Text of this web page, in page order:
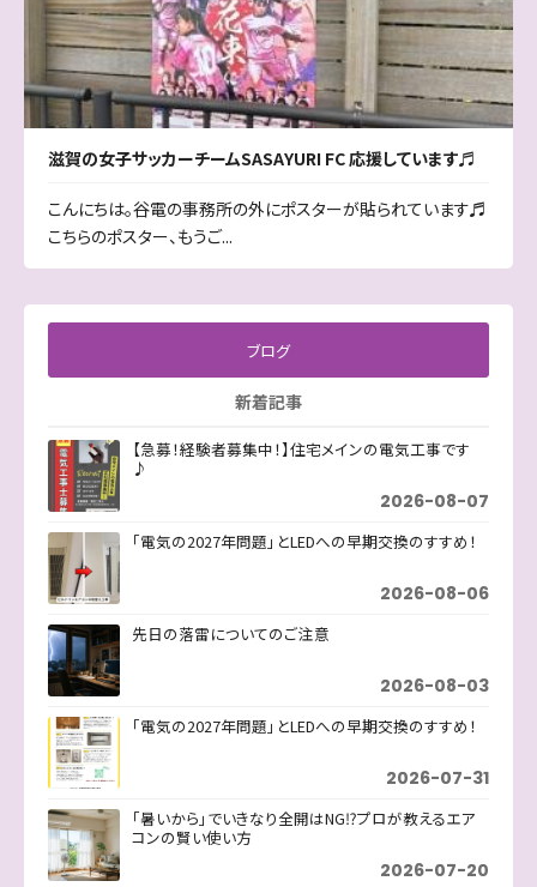
滋賀の女子サッカーチームSASAYURI FC 応援しています♬
こんにちは。谷電の事務所の外にポスターが貼られています♬
こちらのポスター、もうご...
ブログ
新着記事
【急募！経験者募集中！】住宅メインの電気工事です
♪
2026-08-07
「電気の2027年問題」とLEDへの早期交換のすすめ！
2026-08-06
先日の落雷についてのご注意
2026-08-03
「電気の2027年問題」とLEDへの早期交換のすすめ！
2026-07-31
「暑いから」でいきなり全開はNG⁉プロが教えるエア
コンの賢い使い方
2026-07-20